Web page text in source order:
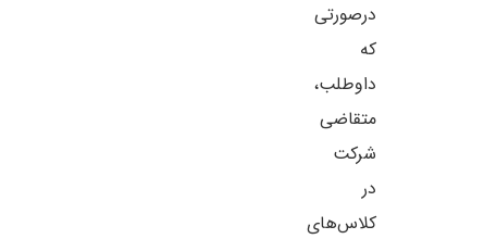
درصورتی
که
داوطلب،
متقاضی
شرکت
در
کلاس‌های